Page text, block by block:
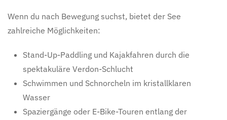
Wenn du nach Bewegung suchst, bietet der See
zahlreiche Möglichkeiten:
Stand-Up-Paddling und Kajakfahren durch die
spektakuläre Verdon-Schlucht
Schwimmen und Schnorcheln im kristallklaren
Wasser
Spaziergänge oder E-Bike-Touren entlang der